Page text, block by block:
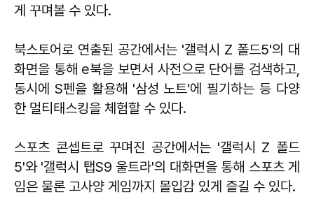
게 꾸며볼 수 있다.
북스토어로 연출된 공간에서는 '갤럭시 Z 폴드5'의 대
화면을 통해 e북을 보면서 사전으로 단어를 검색하고,
동시에 S펜을 활용해 '삼성 노트'에 필기하는 등 다양
한 멀티태스킹을 체험할 수 있다.
스포츠 콘셉트로 꾸며진 공간에서는 '갤럭시 Z 폴드
5'와 '갤럭시 탭S9 울트라'의 대화면을 통해 스포츠 게
임은 물론 고사양 게임까지 몰입감 있게 즐길 수 있다.